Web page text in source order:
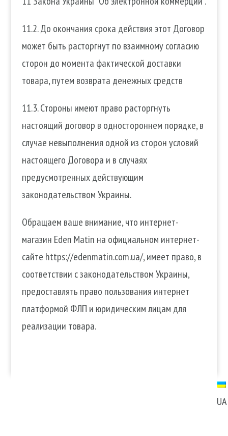
11.2. До окончания срока действия этот Договор
может быть расторгнут по взаимному согласию
сторон до момента фактической доставки
товара, путем возврата денежных средств
11.3. Стороны имеют право расторгнуть
настоящий договор в одностороннем порядке, в
случае невыполнения одной из сторон условий
настоящего Договора и в случаях
предусмотренных действующим
законодательством Украины.
Обращаем ваше внимание, что интернет-
магазин Eden Matin на официальном интернет-
сайте https://edenmatin.com.ua/, имеет право, в
соответствии с законодательством Украины,
предоставлять право пользования интернет
платформой ФЛП и юридическим лицам для
реализации товара.
UA